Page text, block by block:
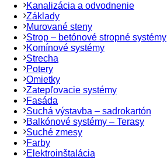
Kanalizácia a odvodnenie
Základy
Murované steny
Strop – betónové stropné systémy
Komínové systémy
Strecha
Potery
Omietky
Zatepľovacie systémy
Fasáda
Suchá výstavba – sadrokartón
Balkónové systémy – Terasy
Suché zmesy
Farby
Elektroinštalácia